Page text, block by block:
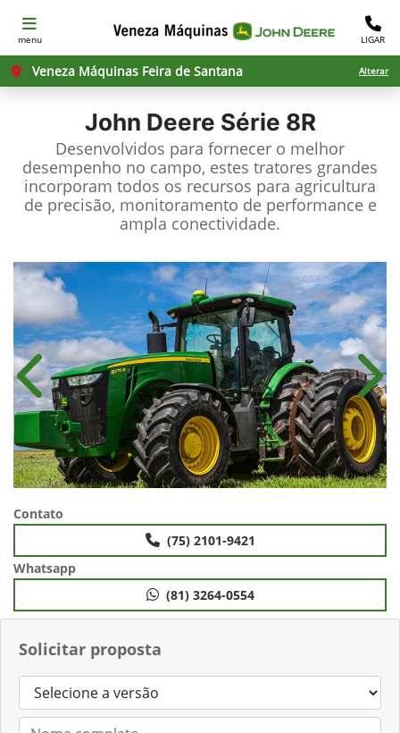
menu LIGAR
Veneza Máquinas Feira de Santana Alterar
John Deere Série 8R
Desenvolvidos para fornecer o melhor
desempenho no campo, estes tratores grandes
incorporam todos os recursos para agricultura
de precisão, monitoramento de performance e
ampla conectividade.
Solicitar proposta
Anterior
Contato
(75) 2101-9421
Whatsapp
(81) 3264-0554